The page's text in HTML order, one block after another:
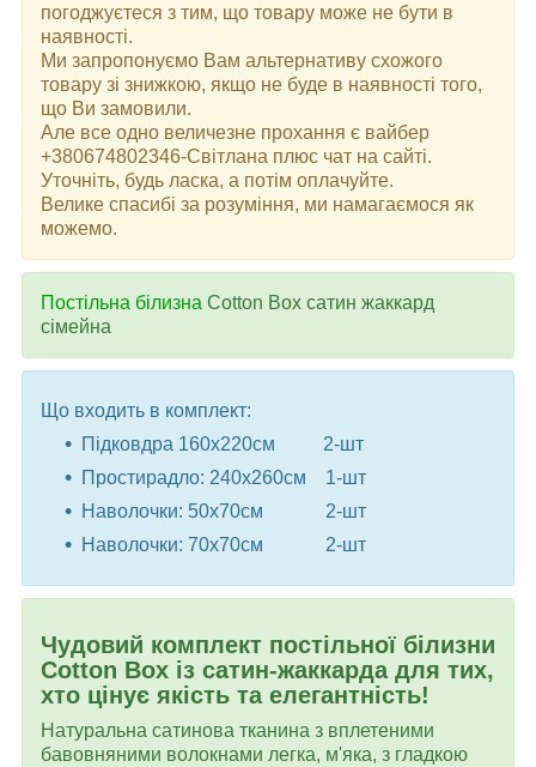
погоджуєтеся з тим, що товару може не бути в
наявності.
Ми запропонуємо Вам альтернативу схожого
товару зі знижкою, якщо не буде в наявності того,
що Ви замовили.
Але все одно величезне прохання є вайбер
+380674802346-Світлана плюс чат на сайті.
Уточніть, будь ласка, а потім оплачуйте.
Велике спасибі за розуміння, ми намагаємося як
можемо.
Постільна білизна Cotton Box сатин жаккард
сімейна
Що входить в комплект:
Підковдра 160x220см 2-шт
Простирадло: 240x260см 1-шт
Наволочки: 50x70см 2-шт
Наволочки: 70x70см 2-шт
Чудовий комплект постільної білизни
Cotton Box із сатин-жаккарда для тих,
хто цінує якість та елегантність!
Натуральна сатинова тканина з вплетеними
бавовняними волокнами легка, м'яка, з гладкою